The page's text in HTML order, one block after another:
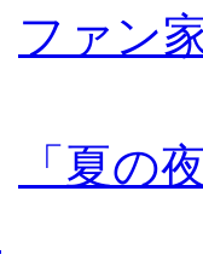
ファン
「夏の